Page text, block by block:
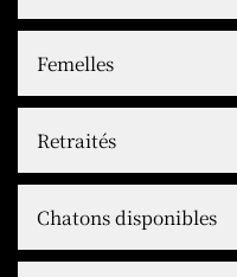
Femelles
Retraités
Chatons disponibles